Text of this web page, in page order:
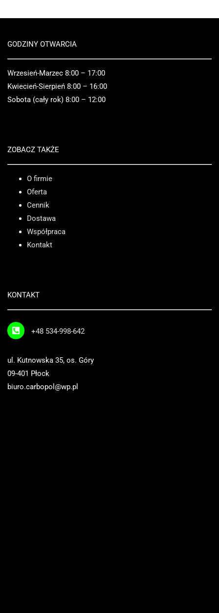
GODZINY OTWARCIA
Wrzesień-Marzec 8:00 – 17:00
Kwiecień-Sierpień 8:00 – 16:00
Sobota (cały rok) 8:00 – 12:00
ZOBACZ TAKŻE
O firmie
Oferta
Cennik
Dostawa
Współpraca
Kontakt
KONTAKT
+48 534-998-642
ul. Kutnowska 35, os. Góry
09-401 Płock
biuro.carbopol@wp.pl